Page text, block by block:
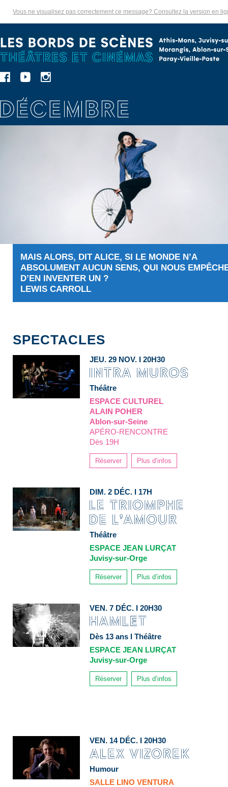
Vous ne visualisez pas correctement ce message? Consultez la version en
MAIS ALORS, DIT ALICE, SI LE MONDE N’A
ABSOLUMENT AUCUN SENS, QUI NOUS
D’EN INVENTER UN ?
LEWIS CARROLL
SPECTACLES
JEU. 29 NOV. I 20H30
Théâtre
ESPACE CULTUREL
ALAIN POHER
Ablon-sur-Seine
APÉRO-RENCONTRE
Dès 19H
Réserver Plus d’infos
DIM. 2 DÉC. I 17H
Théâtre
ESPACE JEAN LURÇAT
Juvisy-sur-Orge
Réserver Plus d’infos
VEN. 7 DÉC. I 20H30
Dès 13 ans I Théâtre
ESPACE JEAN LURÇAT
Juvisy-sur-Orge
Réserver Plus d’infos
VEN. 14 DÉC. I 20H30
Humour
SALLE LINO VENTURA